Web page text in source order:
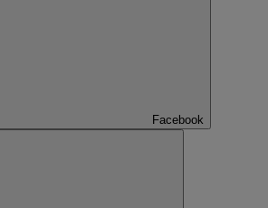
Facebook